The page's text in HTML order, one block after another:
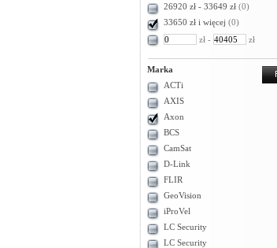
26920 zł - 33649 zł (0)
33650 zł i więcej (0)
zł -
zł
Marka
ACTi
AXIS
Axon
BCS
CamSat
D-Link
FLIR
GeoVision
iProVel
LC Security
LC Security